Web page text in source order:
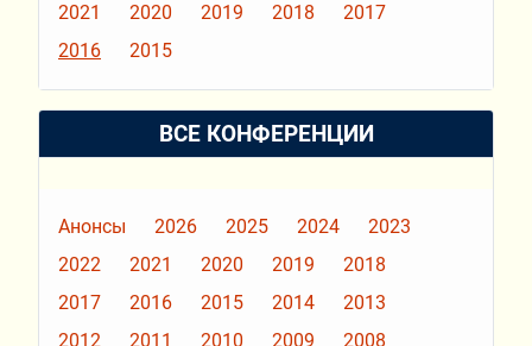
2021
2020 2019 2018
2017
2016
2015
ВСЕ КОНФЕРЕНЦИИ
Анонсы 2026 2025 2024
2023
2022
2021 2020 2019
2018
2017
2016 2015 2014
2013
2012
2011 2010 2009
2008